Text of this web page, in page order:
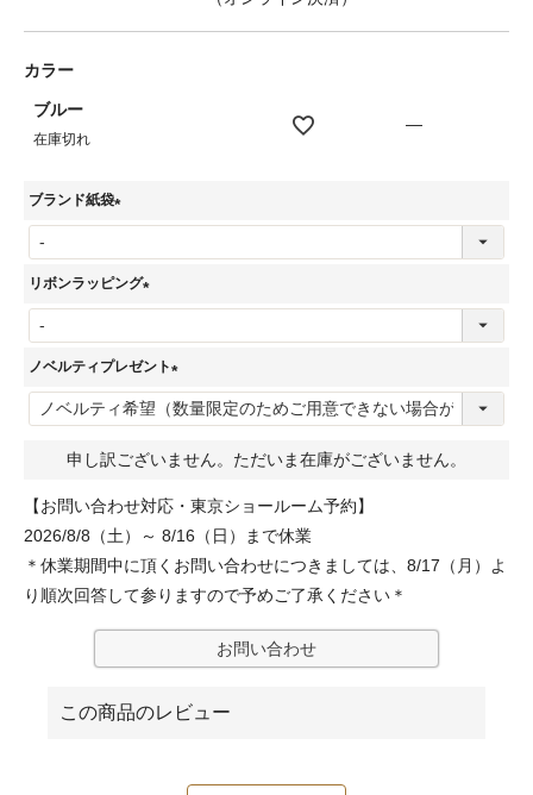
カラー
ブルー
在庫切れ
—
ブランド紙袋
必
須
リボンラッピング
必
須
)
ノベルティプレゼント
(
必
須
申し訳ございません。ただいま在庫がございません。
【お問い合わせ対応・東京ショールーム予約】
2026/8/8（土）～ 8/16（日）まで休業
＊休業期間中に頂くお問い合わせにつきましては、8/17（月）よ
り順次回答して参りますので予めご了承ください＊
お問い合わせ